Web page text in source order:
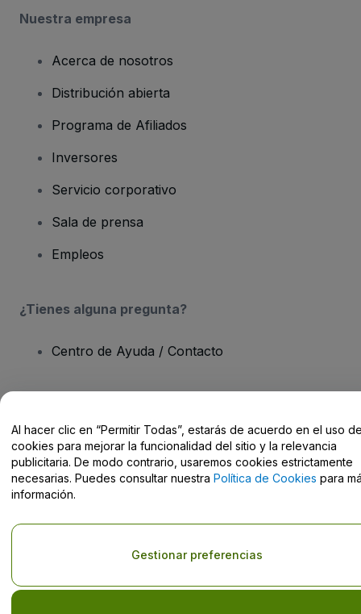
Nuestra empresa
Acerca de nosotros
Distribución abierta
Programa de Afiliados
Inversores
Servicio corporativo
Sala de prensa
Empleos
¿Tienes alguna pregunta?
Centro de Ayuda / Contacto
Derechos reservados © viagogo Entertainment Inc 2026 Datos de
la Empresa
El uso de este sitio web constituye la aceptación de losTérminos y
Condiciones, de laPolítica de Privacidad, de laPolítica de Cookies
y de laPolítica de Privacidad para Móviles
privacidad
Al hacer clic en “Permitir Todas”, estarás de acuerdo en el uso
cookies para mejorar la funcionalidad del sitio y la relevancia
publicitaria. De modo contrario, usaremos cookies estrictamente
necesarias. Puedes consultar nuestra Política de Cookies para
información.
Gestionar preferencias